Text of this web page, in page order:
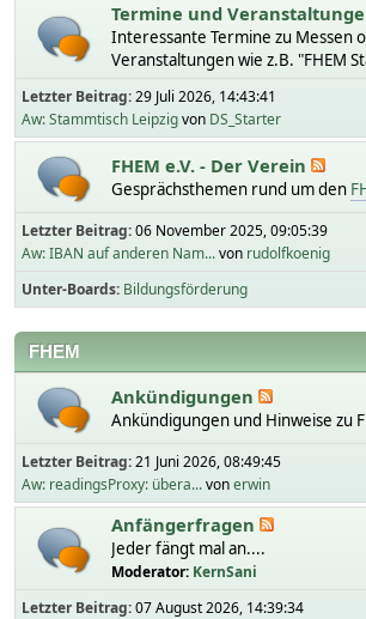
Termine und
Interessante Termine zu Messen
Veranstaltungen wie z.B. "FHEM
Letzter Beitrag:29 Juli 2026, 14:43:41
Aw: Stammtisch Leipzigvon DS_Starter
FHEM e.V. - Der Verein
Gesprächsthemen rund um den
Letzter Beitrag:06 November 2025, 09:05:39
Aw: IBAN auf anderen Nam...von rudolfkoenig
Unter-Boards Bildungsförderung
FHEM
Ankündigungen
Ankündigungen und Hinweise zu
Letzter Beitrag:21 Juni 2026, 08:49:45
Aw: readingsProxy: übera...vonerwin
Anfängerfragen
Jeder fängt mal an....
Moderator: KernSani
Letzter Beitrag:07 August 2026, 14:39:34